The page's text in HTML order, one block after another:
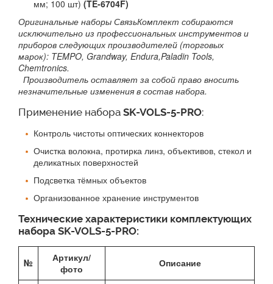
мм; 100 шт) (TE-6704F)
Оригинальные наборы СвязьКомплект собираются
исключительно из профессиональных инструментов и
приборов следующих производителей (торговых
марок): TEMPO, Grandway, Endura,Paladin Tools,
Chemtronics.
Производитель оставляет за собой право вносить
незначительные изменения в состав набора.
Применение набора SK-VOLS-5-PRO:
Контроль чистоты оптических коннекторов
Очистка волокна, протирка линз, объективов, стекол и
деликатных поверхностей
Подсветка тёмных объектов
Организованное хранение инструментов
Технические характеристики комплектующих
набора SK-VOLS-5-PRO:
№
Артикул/
фото
Описание